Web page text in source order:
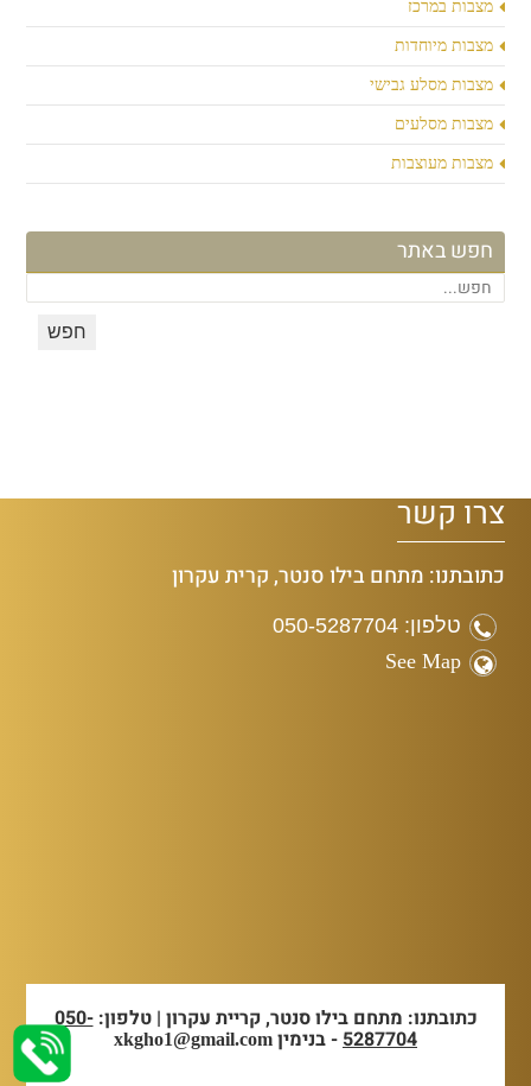
מצבות במרכז
מצבות מיוחדות
מצבות מסלע גבישי
מצבות מסלעים
מצבות מעוצבות
חפש באתר
צרו קשר
כתובתנו: מתחם בילו סנטר, קרית עקרון
טלפון: 050-5287704
See Map
כתובתנו: מתחם בילו סנטר, קריית עקרון | טלפון:050-
5287704- בנימין xkgho1@gmail.com